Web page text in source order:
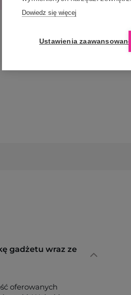
Dowiedz się więcej
Ustawienia zaawansowane
gadżetu wraz ze
oferowanych